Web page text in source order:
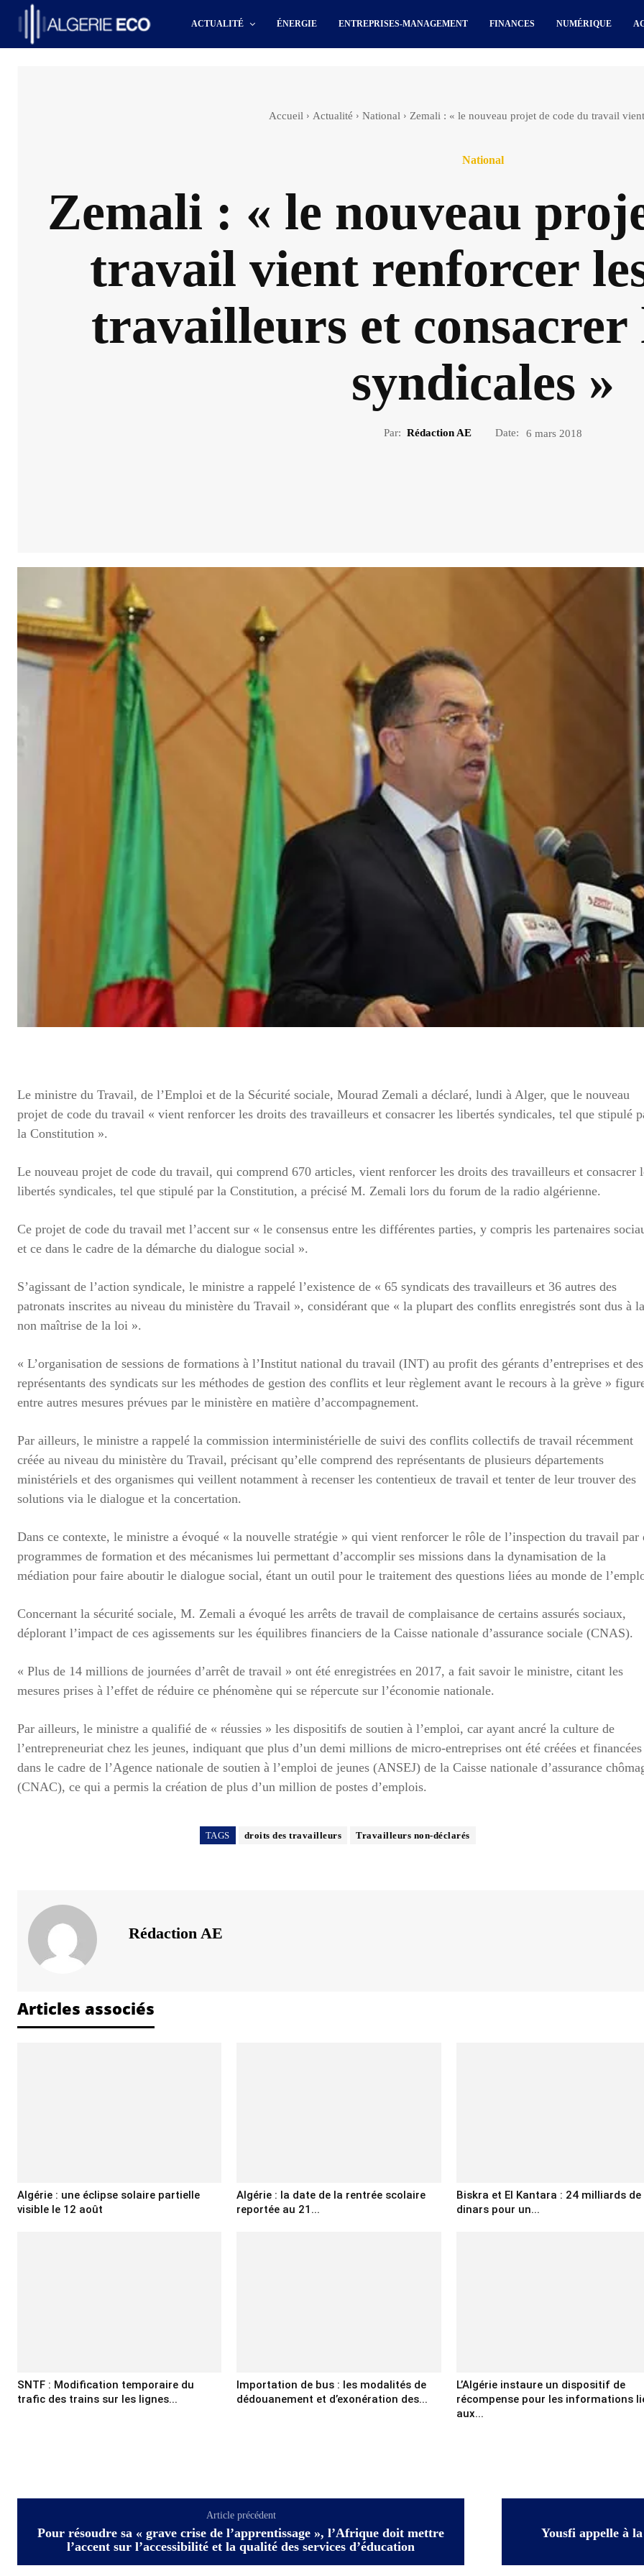
ACTUALITÉ ÉNERGIE ENTREPRISES-MANAGEMENT FINANCES NUMÉRIQUE
Accueil Actualité National Zemali : « le nouveau projet de code du travail
National
Zemali : « le nouveau
travail vient renforcer
travailleurs et consacrer
syndicales »
Par: Rédaction AE Date: 6 mars 2018
Le ministre du Travail, de l’Emploi et de la Sécurité sociale, Mourad Zemali a déclaré, lundi à Alger, que le nouveau
projet de code du travail « vient renforcer les droits des travailleurs et consacrer les libertés syndicales, tel que stipulé
la Constitution ».
Le nouveau projet de code du travail, qui comprend 670 articles, vient renforcer les droits des travailleurs et consacrer
libertés syndicales, tel que stipulé par la Constitution, a précisé M. Zemali lors du forum de la radio algérienne.
Ce projet de code du travail met l’accent sur « le consensus entre les différentes parties, y compris les partenaires
et ce dans le cadre de la démarche du dialogue social ».
S’agissant de l’action syndicale, le ministre a rappelé l’existence de « 65 syndicats des travailleurs et 36 autres des
patronats inscrites au niveau du ministère du Travail », considérant que « la plupart des conflits enregistrés sont dus à la
non maîtrise de la loi ».
« L’organisation de sessions de formations à l’Institut national du travail (INT) au profit des gérants d’entreprises et des
représentants des syndicats sur les méthodes de gestion des conflits et leur règlement avant le recours à la grève »
entre autres mesures prévues par le ministère en matière d’accompagnement.
Par ailleurs, le ministre a rappelé la commission interministérielle de suivi des conflits collectifs de travail récemment
créée au niveau du ministère du Travail, précisant qu’elle comprend des représentants de plusieurs départements
ministériels et des organismes qui veillent notamment à recenser les contentieux de travail et tenter de leur trouver des
solutions via le dialogue et la concertation.
Dans ce contexte, le ministre a évoqué « la nouvelle stratégie » qui vient renforcer le rôle de l’inspection du travail par
programmes de formation et des mécanismes lui permettant d’accomplir ses missions dans la dynamisation de la
médiation pour faire aboutir le dialogue social, étant un outil pour le traitement des questions liées au monde de
Concernant la sécurité sociale, M. Zemali a évoqué les arrêts de travail de complaisance de certains assurés sociaux,
déplorant l’impact de ces agissements sur les équilibres financiers de la Caisse nationale d’assurance sociale (CNAS).
« Plus de 14 millions de journées d’arrêt de travail » ont été enregistrées en 2017, a fait savoir le ministre, citant les
mesures prises à l’effet de réduire ce phénomène qui se répercute sur l’économie nationale.
Par ailleurs, le ministre a qualifié de « réussies » les dispositifs de soutien à l’emploi, car ayant ancré la culture de
l’entrepreneuriat chez les jeunes, indiquant que plus d’un demi millions de micro-entreprises ont été créées et financées
dans le cadre de l’Agence nationale de soutien à l’emploi de jeunes (ANSEJ) de la Caisse nationale d’assurance
(CNAC), ce qui a permis la création de plus d’un million de postes d’emplois.
TAGS droits des travailleurs Travailleurs non-déclarés
Rédaction AE
Articles associés
Algérie : une éclipse solaire partielle
visible le 12 août
Algérie : la date de la rentrée scolaire
reportée au 21...
Biskra et El Kantara : 24 milliards de
dinars pour un...
SNTF : Modification temporaire du
trafic des trains sur les lignes...
Importation de bus : les modalités de
dédouanement et d’exonération des...
L’Algérie instaure un dispositif de
récompense pour les informations
aux...
Article précédent
Pour résoudre sa « grave crise de l’apprentissage », l’Afrique doit mettre
l’accent sur l’accessibilité et la qualité des services d’éducation
Yousfi appelle à